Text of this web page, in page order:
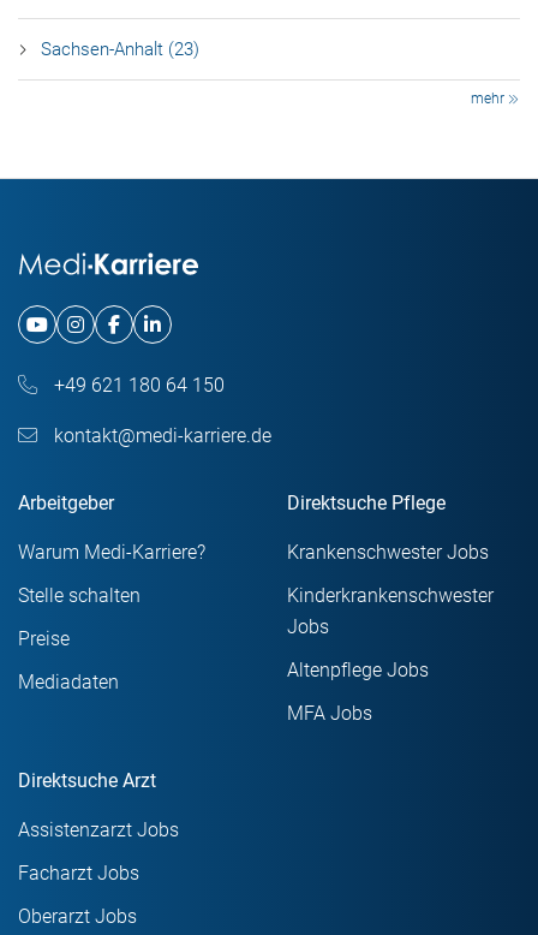
Sachsen-Anhalt (23)
mehr
+49 621 180 64 150
kontakt@medi-karriere.de
Arbeitgeber
Warum Medi-Karriere?
Stelle schalten
Preise
Mediadaten
Direktsuche Pflege
Krankenschwester Jobs
Kinderkrankenschwester
Jobs
Altenpflege Jobs
MFA Jobs
Direktsuche Arzt
Assistenzarzt Jobs
Facharzt Jobs
Oberarzt Jobs